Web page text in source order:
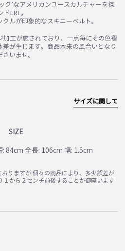
ク’なアメリカンユースカルチャーを探
ERL。
ルが印象的なスキニーベルト。
工が施されており、一点毎にその色褪
が生じます。商品本来の風合いとなり
いませ。
SIZE
: 84cm 全長: 106cm 幅: 1.5cm
サイズに関して
りますが 個々の商品により、多少誤差が
１から２センチ前後することが御座います